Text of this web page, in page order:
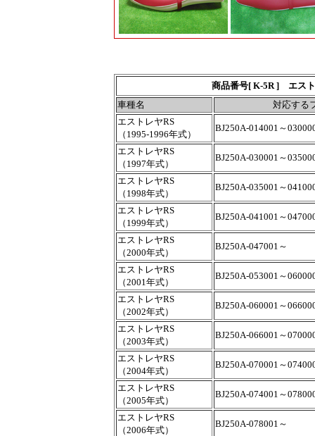
商品番号[ K-5R ] エス
車種名
対応する
エストレヤRS
（1995-1996年式）
BJ250A-014001～
エストレヤRS
（1997年式）
BJ250A-030001～
エストレヤRS
（1998年式）
BJ250A-035001～
エストレヤRS
（1999年式）
BJ250A-041001～
エストレヤRS
（2000年式）
BJ250A-047001～
エストレヤRS
（2001年式）
BJ250A-053001～
エストレヤRS
（2002年式）
BJ250A-060001～
エストレヤRS
（2003年式）
BJ250A-066001～
エストレヤRS
（2004年式）
BJ250A-070001～
エストレヤRS
（2005年式）
BJ250A-074001～
エストレヤRS
（2006年式）
BJ250A-078001～